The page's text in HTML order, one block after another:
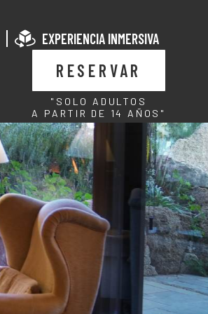
EXPERIENCIA INMERSIVA
RESERVAR
"SOLO ADULTOS
A PARTIR DE 14 AÑOS"